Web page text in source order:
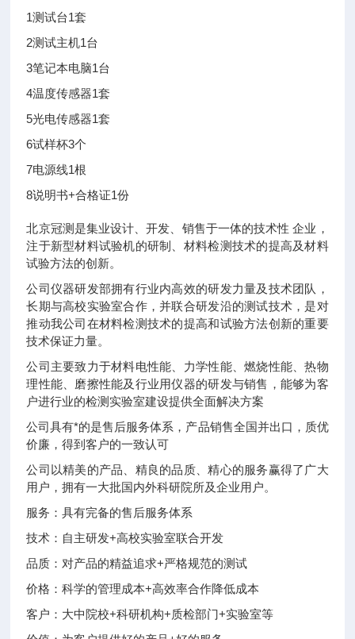
1测试台1套
2测试主机1台
3笔记本电脑1台
4温度传感器1套
5光电传感器1套
6试样杯3个
7电源线1根
8说明书+合格证1份
北京冠测是集业设计、开发、销售于一体的技术性 企业，
注于新型材料试验机的研制、材料检测技术的提高及材料
试验方法的创新。
公司仪器研发部拥有行业内高效的研发力量及技术团队，
长期与高校实验室合作，并联合研发沿的测试技术，是对
推动我公司在材料检测技术的提高和试验方法创新的重要
技术保证力量。
公司主要致力于材料电性能、力学性能、燃烧性能、热物
理性能、磨擦性能及行业用仪器的研发与销售，能够为客
户进行业的检测实验室建设提供全面解决方案
公司具有*的是售后服务体系，产品销售全国并出口，质优
价廉，得到客户的一致认可
公司以精美的产品、精良的品质、精心的服务赢得了广大
用户，拥有一大批国内外科研院所及企业用户。
服务：具有完备的售后服务体系
技术：自主研发+高校实验室联合开发
品质：对产品的精益追求+严格规范的测试
价格：科学的管理成本+高效率合作降低成本
客户：大中院校+科研机构+质检部门+实验室等